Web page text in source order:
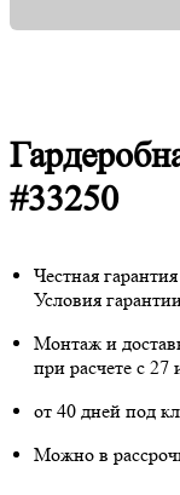
#33250
Честная
Условия
Монтаж и
при расчете с 27
от 40 дней под
Можно в